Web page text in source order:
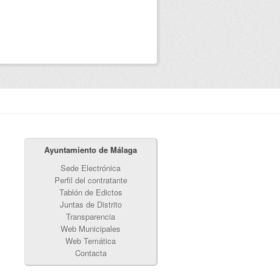
Ayuntamiento de Málaga
Sede Electrónica
Perfil del contratante
Tablón de Edictos
Juntas de Distrito
Transparencia
Web Municipales
Web Temática
Contacta